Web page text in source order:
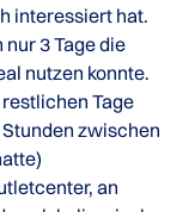
interessiert hat.
3 Tage die
nutzen konnte.
Tage
zwischen
an